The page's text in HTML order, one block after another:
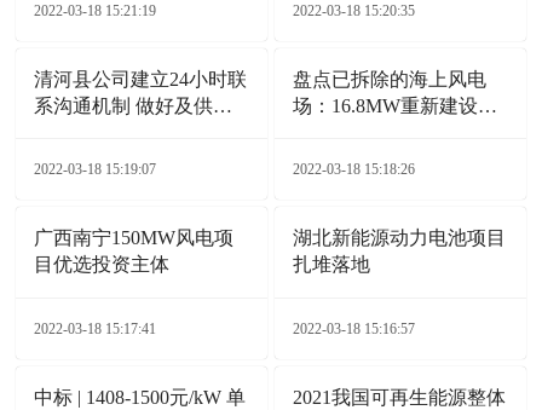
2022-03-18 15:21:19 2022-03-18 15:20:35
清河县公司建立24小时联
系沟通机制 做好及供电
2022-03-18 15:19:07
盘点已拆除的海上风电
场：16.8MW重新建设
2022-03-18 15:18:26
广西南宁150MW风电项
目优选投资主体
2022-03-18 15:17:41
湖北新能源动力电池项目
扎堆落地
2022-03-18 15:16:57
中标 | 1408-1500元/kW 单
2021我国可再生能源整体